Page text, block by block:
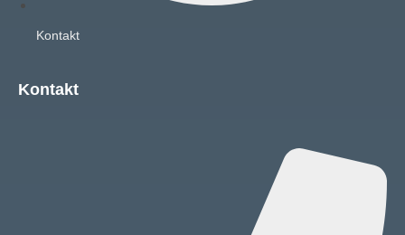
Kontakt
Kontakt